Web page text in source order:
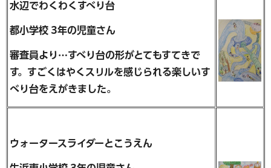
水辺でわくわくすべり台
都小学校 3年の児童さん
審査員より…すべり台の形がとてもすてきで
す。すごくはやくスリルを感じられる楽しいす
べり台をえがきました。
ウォータースライダーとこうえん